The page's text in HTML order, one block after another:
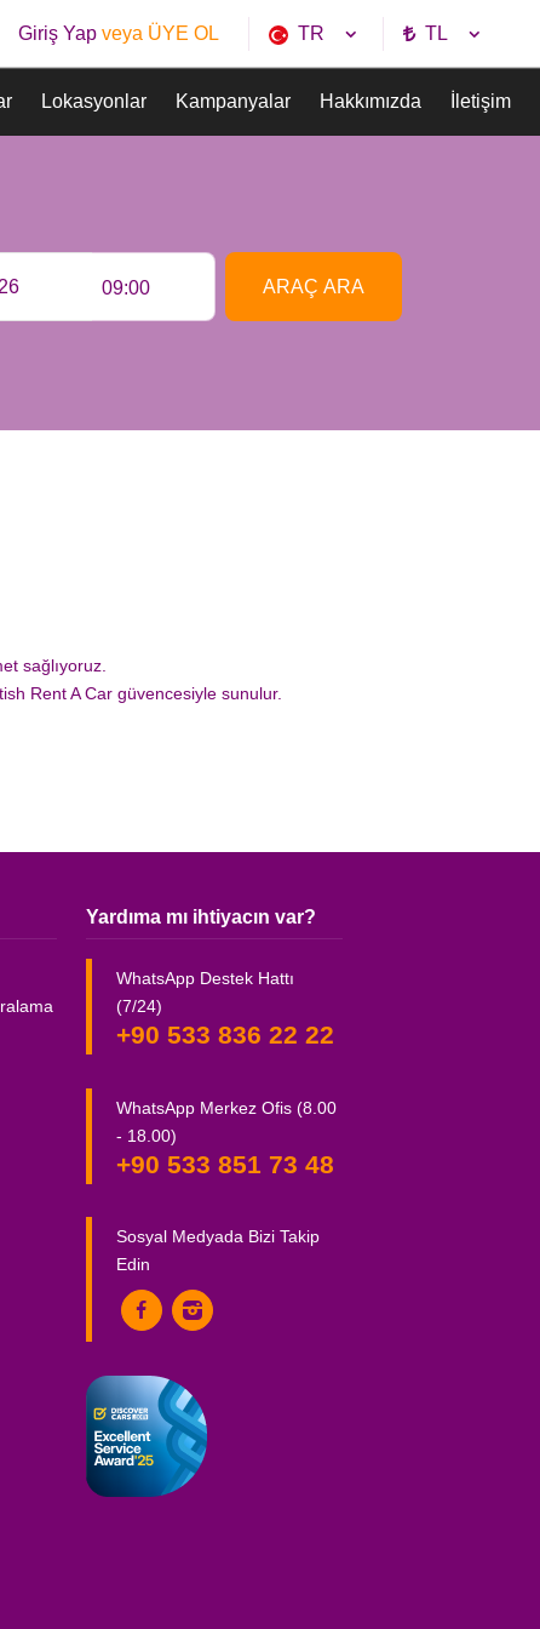
Giriş Yap veya ÜYE OL TR TL
Lokasyonlar Kampanyalar Hakkımızda İletişim
09:00 ARAÇ ARA
sağlıyoruz.
Rent A Car güvencesiyle sunulur.
Yardıma mı ihtiyacın var?
WhatsApp Destek Hattı
(7/24)
+90 533 836 22 22
WhatsApp Merkez Ofis (8.00
- 18.00)
+90 533 851 73 48
Sosyal Medyada Bizi Takip
Edin